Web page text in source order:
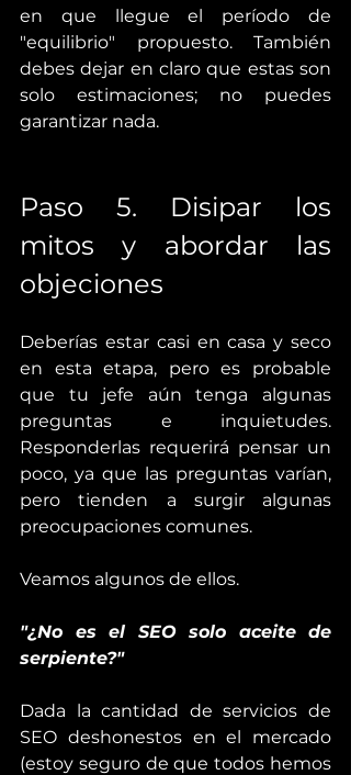
en que llegue el período de
"equilibrio" propuesto. También
debes dejar en claro que estas son
solo estimaciones; no puedes
garantizar nada.
Paso 5. Disipar los
mitos y abordar las
objeciones
Deberías estar casi en casa y seco
en esta etapa, pero es probable
que tu jefe aún tenga algunas
preguntas e inquietudes.
Responderlas requerirá pensar un
poco, ya que las preguntas varían,
pero tienden a surgir algunas
preocupaciones comunes.
Veamos algunos de ellos.
"¿No es el SEO solo aceite de
serpiente?"
Dada la cantidad de servicios de
SEO deshonestos en el mercado
(estoy seguro de que todos hemos